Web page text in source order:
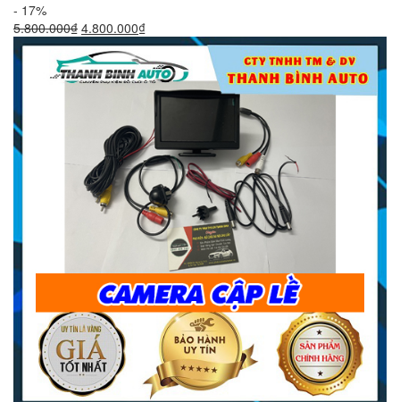
- 17%
5.800.000₫ Giá
gốc
là:
5.800.000₫.
4.800.000₫Giá
hiện
tại
là:
4.800.000₫.